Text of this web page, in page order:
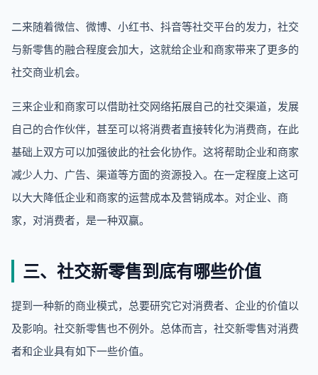
二来随着微信、微博、小红书、抖音等社交平台的发力，社交
与新零售的融合程度会加大，这就给企业和商家带来了更多的
社交商业机会。
三来企业和商家可以借助社交网络拓展自己的社交渠道，发展
自己的合作伙伴，甚至可以将消费者直接转化为消费商，在此
基础上双方可以加强彼此的社会化协作。这将帮助企业和商家
减少人力、广告、渠道等方面的资源投入。在一定程度上这可
以大大降低企业和商家的运营成本及营销成本。对企业、商
家，对消费者，是一种双赢。
三、社交新零售到底有哪些价值
提到一种新的商业模式，总要研究它对消费者、企业的价值以
及影响。社交新零售也不例外。总体而言，社交新零售对消费
者和企业具有如下一些价值。